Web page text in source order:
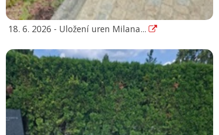
18. 6. 2026 - Uložení uren Milana...